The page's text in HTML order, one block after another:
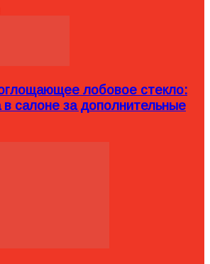
лобовое стекло:
в салоне за дополнительные